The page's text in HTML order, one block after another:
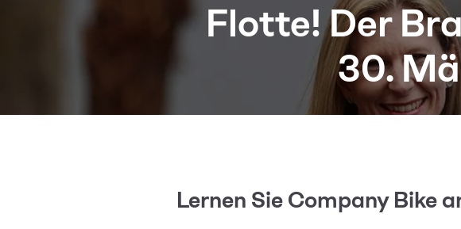
Flotte! Der
30.
Lernen Sie Company Bike